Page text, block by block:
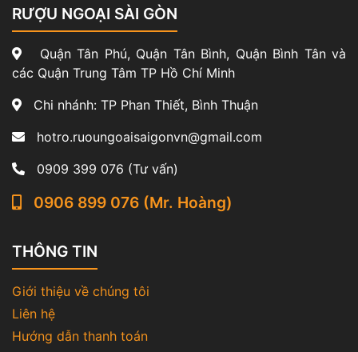
RƯỢU NGOẠI SÀI GÒN
Quận Tân Phú, Quận Tân Bình, Quận Bình Tân và
các Quận Trung Tâm TP Hồ Chí Minh
Chi nhánh: TP Phan Thiết, Bình Thuận
hotro.ruoungoaisaigonvn@gmail.com
0909 399 076 (Tư vấn)
0906 899 076 (Mr. Hoàng)
THÔNG TIN
Giới thiệu về chúng tôi
Liên hệ
Hướng dẫn thanh toán